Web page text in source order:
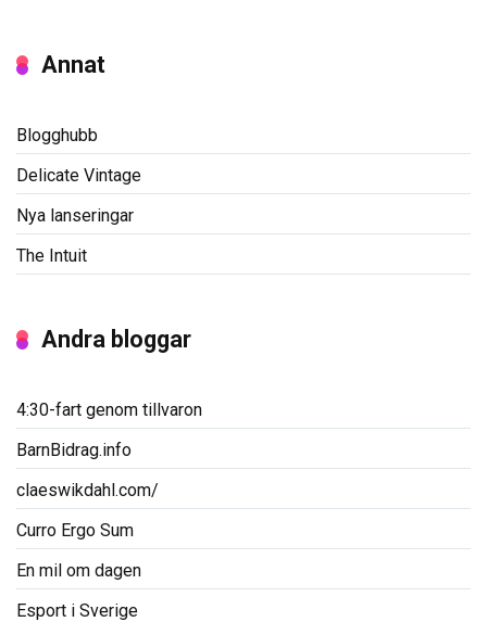
Annat
Blogghubb
Delicate Vintage
Nya lanseringar
The Intuit
Andra bloggar
4:30-fart genom tillvaron
BarnBidrag.info
claeswikdahl.com/
Curro Ergo Sum
En mil om dagen
Esport i Sverige